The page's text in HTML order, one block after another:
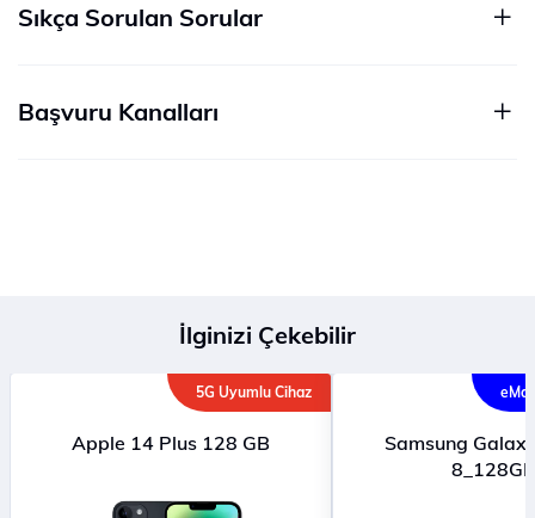
Sıkça Sorulan Sorular
Başvuru Kanalları
İlginizi Çekebilir
5G Uyumlu Cihaz
Apple 14 Plus 128 GB
Samsung
8_128GB